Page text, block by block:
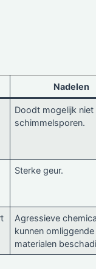
Nadelen
Doodt mogelijk niet
schimmelsporen.
Sterke geur.
Agressieve
kunnen omliggende
materialen